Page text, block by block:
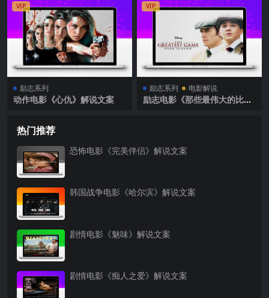
VIP
励志系列
动作电影《心仇》解说文案
VIP
励志系列 电影解说
励志电影《那些最伟大的比
热门推荐
恐怖电影《完美伴侣》解说文案
韩国战争电影《哈尔滨》解说文案
剧情电影《魅味》解说文案
剧情电影《痴人之爱》解说文案